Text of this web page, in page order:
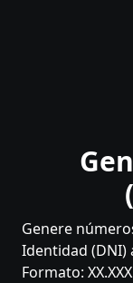
Genere
Identidad
Formato: